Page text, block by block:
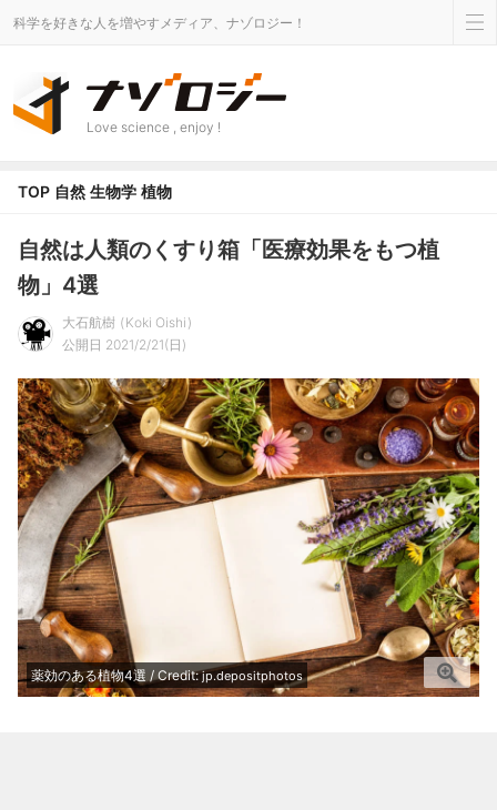
科学を好きな人を増やすメディア、ナゾロジー！
Love science , enjoy !
TOP 自然 生物学 植物
自然は人類のくすり箱「医療効果をもつ植
物」4選
大石航樹
Koki Oishi
公開日 2021/2/21(日)
薬効のある植物4選 / Credit:jp.depositphotos